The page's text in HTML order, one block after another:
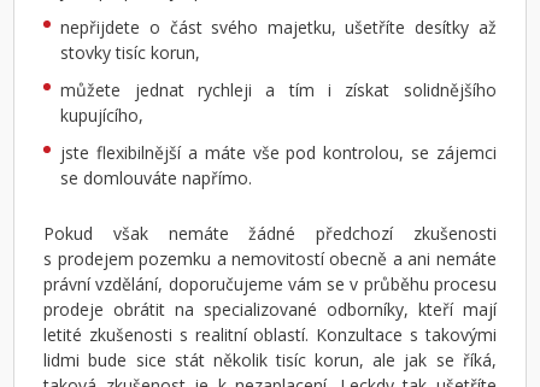
nepřijdete o část svého majetku, ušetříte desítky až
stovky tisíc korun,
můžete jednat rychleji a tím i získat solidnějšího
kupujícího,
jste flexibilnější a máte vše pod kontrolou, se zájemci
se domlouváte napřímo.
Pokud však nemáte žádné předchozí zkušenosti
s prodejem pozemku a nemovitostí obecně a ani nemáte
právní vzdělání, doporučujeme vám se v průběhu procesu
prodeje obrátit na specializované odborníky, kteří mají
letité zkušenosti s realitní oblastí. Konzultace s takovými
lidmi bude sice stát několik tisíc korun, ale jak se říká,